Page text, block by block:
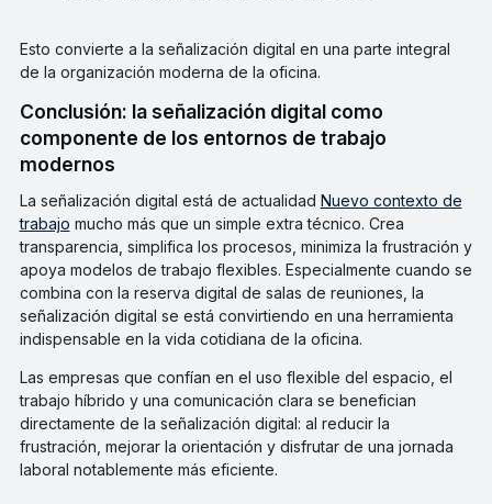
Esto convierte a la señalización digital en una parte integral
de la organización moderna de la oficina.
Conclusión: la señalización digital como
componente de los entornos de trabajo
modernos
La señalización digital está de actualidad Nuevo contexto de
trabajo mucho más que un simple extra técnico. Crea
transparencia, simplifica los procesos, minimiza la frustración y
apoya modelos de trabajo flexibles. Especialmente cuando se
combina con la reserva digital de salas de reuniones, la
señalización digital se está convirtiendo en una herramienta
indispensable en la vida cotidiana de la oficina.
Las empresas que confían en el uso flexible del espacio, el
trabajo híbrido y una comunicación clara se benefician
directamente de la señalización digital: al reducir la
frustración, mejorar la orientación y disfrutar de una jornada
laboral notablemente más eficiente.